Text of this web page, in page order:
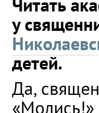
Читать
у
детей.
Да,